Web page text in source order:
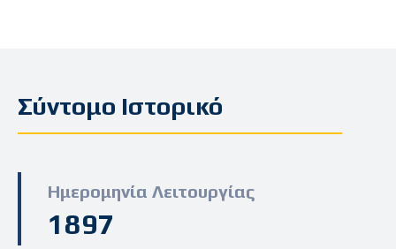
Σύντομο Ιστορικό
Ημερομηνία Λειτουργίας
1897